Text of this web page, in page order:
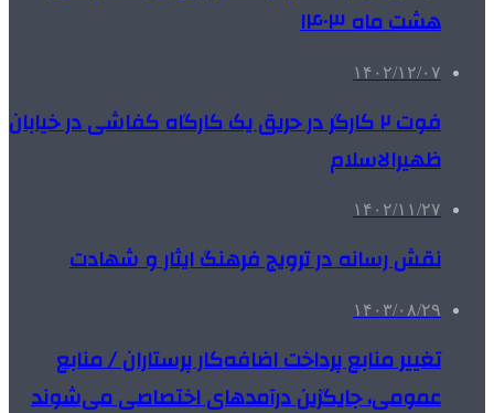
هشت ماه ۱۴۰۳
۱۴۰۲/۱۲/۰۷
فوت ۲ کارگر در حریق یک کارگاه کفاشی در خیابان
ظهیرالاسلام
۱۴۰۲/۱۱/۲۷
نقش رسانه در ترویج فرهنگ ایثار و شهادت
۱۴۰۳/۰۸/۲۹
تغییر منابع پرداخت اضافه‌کار پرستاران / منابع
عمومی، جایگزین درآمدهای اختصاصی می‌شوند